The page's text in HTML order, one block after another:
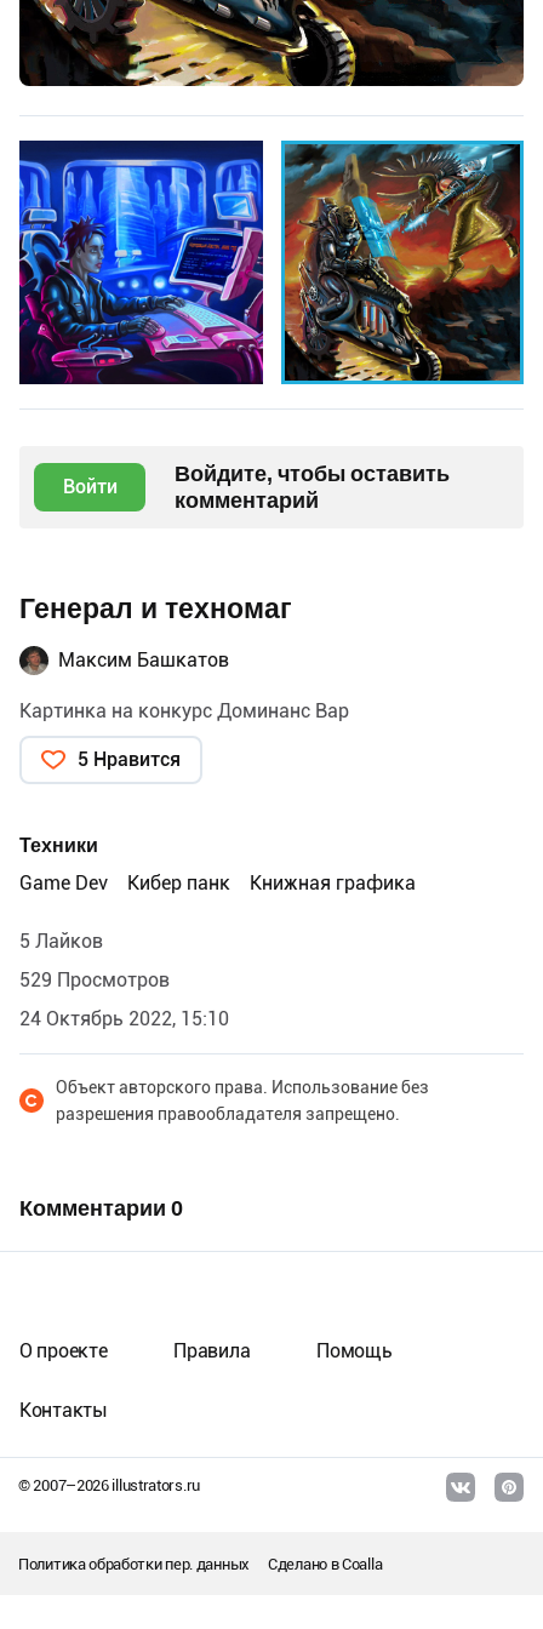
Войти
Войдите, чтобы оставить
комментарий
Генерал и техномаг
Максим Башкатов
Картинка на конкурс Доминанс Вар
5 Нравится
Техники
Game Dev
Кибер панк Книжная графика
5 Лайков
529 Просмотров
24 Октябрь 2022, 15:10
Объект авторского права. Использование без
разрешения правообладателя запрещено.
Комментарии 0
© 2007–2026illustrators.ru
О проекте Правила Помощь
Контакты
Политика обработки пер. данных Сделано вCoalla